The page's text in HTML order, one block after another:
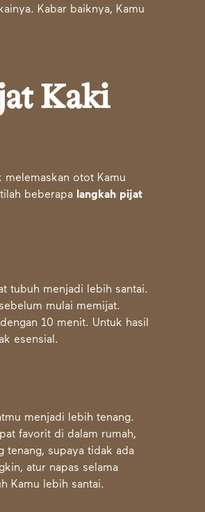
Kabar baiknya, Kamu
Kaki
melemaskan otot Kamu
beberapa
langkah pijat
tubuh menjadi lebih santai.
mulai memijat.
10 menit. Untuk hasil
esensial.
menjadi lebih tenang.
favorit di dalam rumah,
tenang, supaya tidak ada
atur napas selama
Kamu lebih santai.